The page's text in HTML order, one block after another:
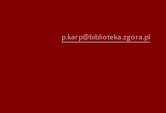
p.karp@biblioteka.zgora.pl